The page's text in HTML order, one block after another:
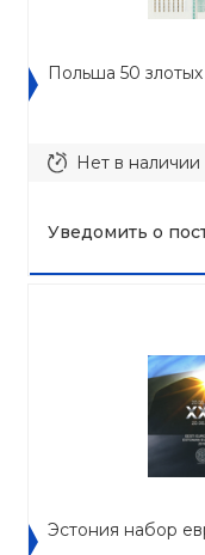
Польша 50
Нет в наличии
Уведомить о
Эстония набор